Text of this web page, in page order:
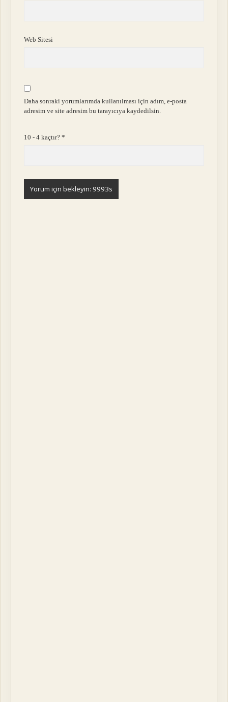
Web Sitesi
Daha sonraki yorumlarımda kullanılması için adım, e-posta
adresim ve site adresim bu tarayıcıya kaydedilsin.
10 - 4 kaçtır?*